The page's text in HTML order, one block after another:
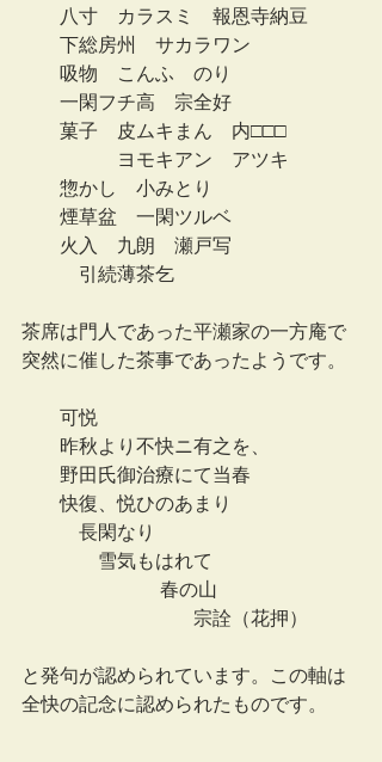
八寸　カラスミ　報恩寺納豆
下総房州　サカラワン
吸物　こんふ　のり
一閑フチ高　宗全好
菓子　皮ムキまん　内□□□
ヨモキアン　アツキ
惣かし　小みとり
煙草盆　一閑ツルベ
火入　九朗　瀬戸写
引続薄茶乞
茶席は門人であった平瀬家の一方庵で
突然に催した茶事であったようです。
可悦
昨秋より不快ニ有之を、
野田氏御治療にて当春
快復、悦ひのあまり
長閑なり
雪気もはれて
春の山
宗詮（花押）
と発句が認められています。この軸は
全快の記念に認められたものです。